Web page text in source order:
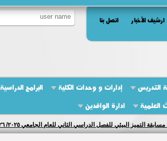
ارشيف الأخبار اتصل بنا
التدريس إدارات و وحدات الكلية البرامج الدراسية
العلمية ادارة الوافدين
البيئي للفصل الدراسي الثاني للعام الجامعي ٢٠٢٥/ ٢٠٢٦ م